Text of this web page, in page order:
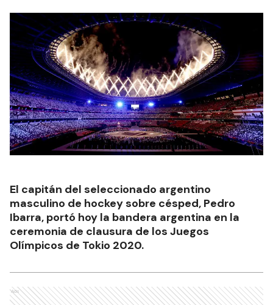
El capitán del seleccionado argentino
masculino de hockey sobre césped, Pedro
Ibarra, portó hoy la bandera argentina en la
ceremonia de clausura de los Juegos
Olímpicos de Tokio 2020.
Ads